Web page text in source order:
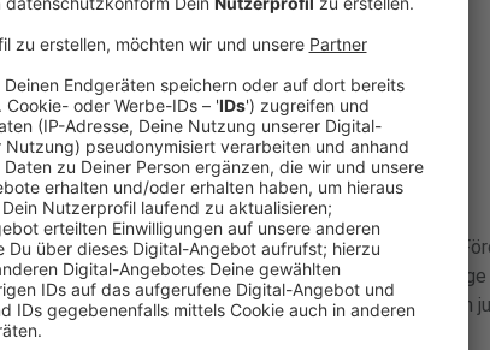
und Zielgruppen
werden mit bis zu 20.000 Euro gefördert, was einer
Gesamtkosten entspricht. Erstmals wird auch die
2025 wird ein zweiter Fördertopf für Projekte von